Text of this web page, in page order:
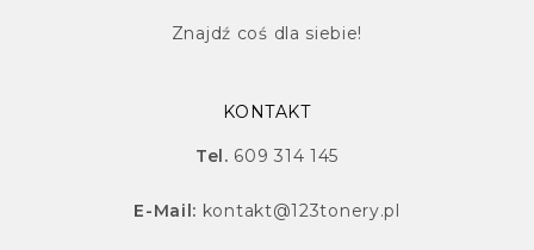
Znajdź coś dla siebie!
KONTAKT
Tel. 609 314 145
E-Mail: kontakt@123tonery.pl